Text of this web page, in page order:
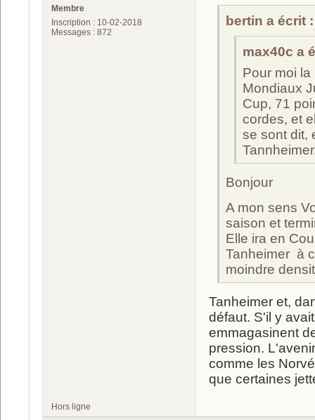
Membre
Inscription : 10-02-2018
Messages : 872
bertin a écrit :
max40c a
Pour moi
Mondiaux
Cup, 71
cordes, et
se sont dit,
Bonjour
A mon sens
saison et
Elle ira en
Tanheimer à
moindre
Tanheimer et,
défaut. S'il y
emmagasinent
pression.
comme les
que certaines
Hors ligne